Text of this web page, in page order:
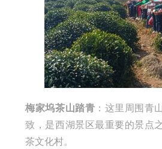
梅家坞茶山踏青 ：这里周围青
致，是西湖景区最重要的景点
茶文化村。